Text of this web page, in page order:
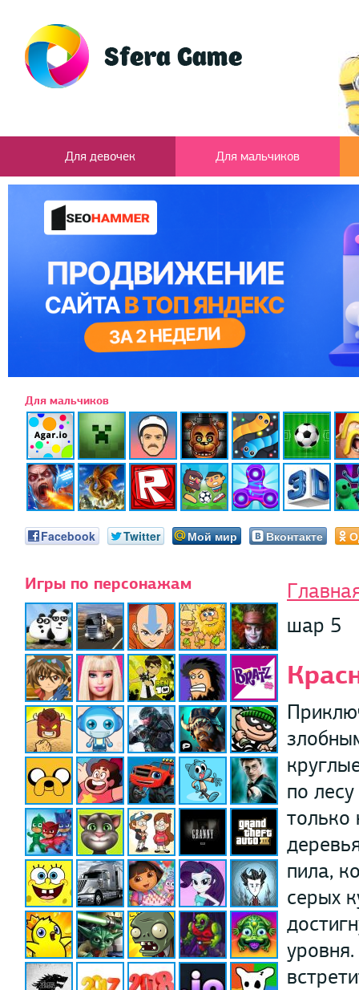
Для девочек Для мальчиков
Для мальчиков
Facebook Twitter Мой мир Вконтакте
Игры по персонажам
шар 5
по
только
пила,
серых